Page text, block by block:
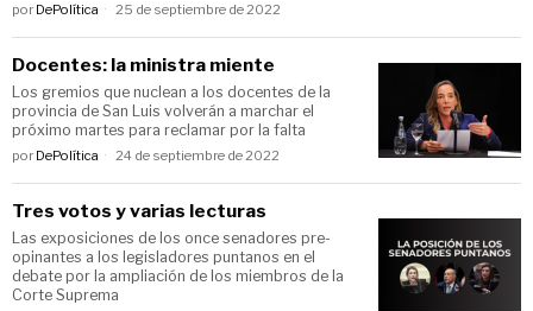
por DePolítica 25 de septiembre de 2022
Docentes: la ministra miente
Los gremios que nuclean a los docentes de la
provincia de San Luis volverán a marchar el
próximo martes para reclamar por la falta
por DePolítica 24 de septiembre de 2022
Tres votos y varias lecturas
Las exposiciones de los once senadores pre-
opinantes a los legisladores puntanos en el
debate por la ampliación de los miembros de la
Corte Suprema